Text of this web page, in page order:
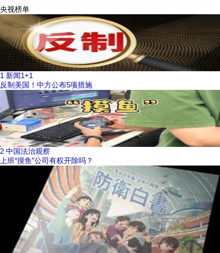
央视榜单
1 新闻1+1
反制美国！中方公布5项措施
2 中国法治观察
上班“摸鱼”公司有权开除吗？